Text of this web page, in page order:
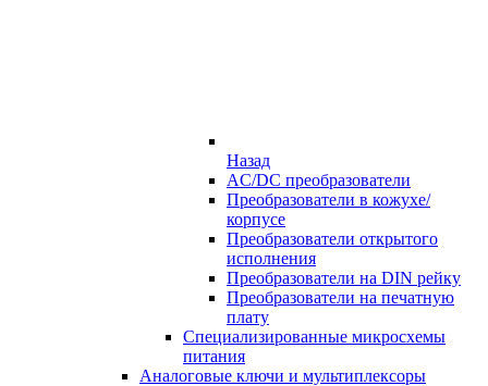
Назад
AC/DC преобразователи
Преобразователи в кожухе/
корпусе
Преобразователи открытого
исполнения
Преобразователи на DIN рейку
Преобразователи на печатную
плату
Специализированные микросхемы
питания
Аналоговые ключи и мультиплексоры